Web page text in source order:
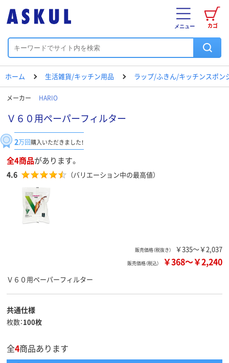
カゴ
メニュー
ホーム 生活雑貨/キッチン用品 ラップ/ふきん/キッチンスポン
メーカー HARIO
Ｖ６０用ペーパーフィルター
2万回購入いただきました！
全4商品があります。
4.6 （バリエーション中の最高値）
販売価格（税抜き） ￥335～￥2,037
販売価格（税込） ￥368～￥2,240
Ｖ６０用ペーパーフィルター
共通仕様
枚数 100枚
全4商品あります